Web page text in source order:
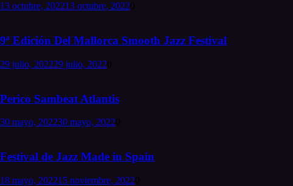
13 octubre, 202213 octubre, 2022
9ª Edición Del Mallorca Smooth Jazz Festival
29 julio, 202229 julio, 2022
Perico Sambeat Atlantis
30 mayo, 202230 mayo, 2022
Festival de Jazz Made in Spain
18 mayo, 202215 noviembre, 2022